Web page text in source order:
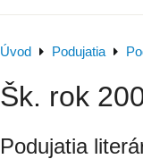
Úvod Podujatia
Šk. rok
Podujatia